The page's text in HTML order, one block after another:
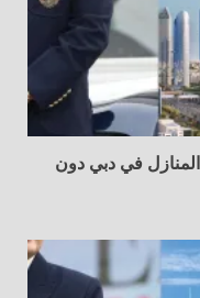
في دبي دون